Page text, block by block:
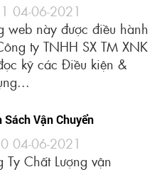
04-06-2021
web này được điều hành
ty TNHH SX TM XNK
kỹ các Điều kiện &
Sách Vận Chuyển
04-06-2021
Ty Chất Lượng vận